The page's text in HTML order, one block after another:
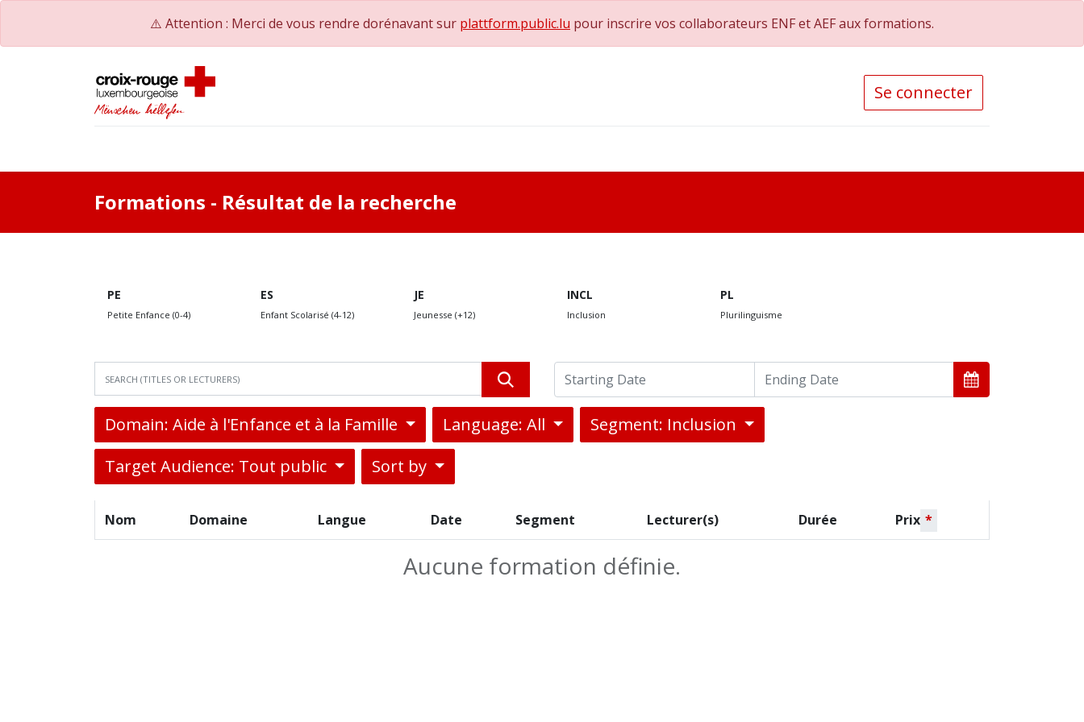
⚠️ Attention : Merci de vous rendre dorénavant sur plattform.public.lu pour inscrire vos collaborateurs ENF et AEF aux formations.
Se connecter
Formations - Résultat de la recherche
PE
Petite Enfance (0-4)
ES
Enfant Scolarisé (4-12)
JE
Jeunesse (+12)
INCL
Inclusion
PL
Plurilinguisme
Domain: Aide à l'Enfance et à la Famille Language: All
Segment: Inclusion
Target Audience: Tout public
Sort by
Nom Domaine Langue Date Segment Lecturer(s) Durée Prix *
Aucune formation définie.